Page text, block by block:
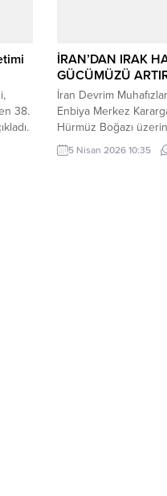
38.
İRAN’DAN IRAK
GÜCÜMÜZÜ
İran Devrim
Enbiya Merkez
Hürmüz Boğazı
yaptığı açıklamada,
tutulacağını belirtti.
5 Nisan 2026 10:35